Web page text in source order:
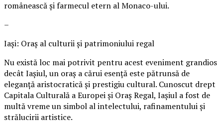
românească și farmecul etern al Monaco-ului.
–
Iași: Oraș al culturii și patrimoniului regal
Nu există loc mai potrivit pentru acest eveniment grandios
decât Iașiul, un oraș a cărui esență este pătrunsă de
eleganță aristocratică și prestigiu cultural. Cunoscut drept
Capitala Culturală a Europei și Oraș Regal, Iașiul a fost de
multă vreme un simbol al intelectului, rafinamentului și
strălucirii artistice.